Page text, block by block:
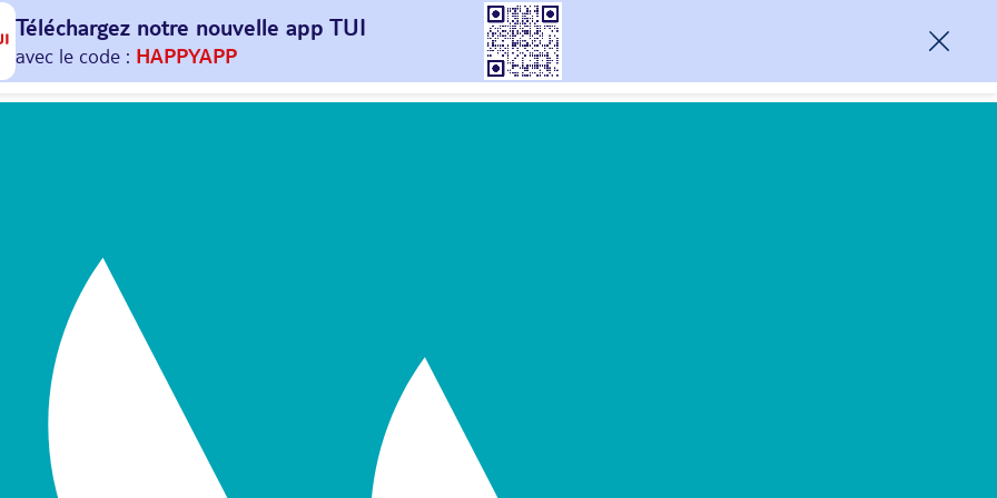
Téléchargez notre nouvelle app TUI
Et profitez de 30€ offerts*sur votre prochain
avec le code : HAPPYAPP